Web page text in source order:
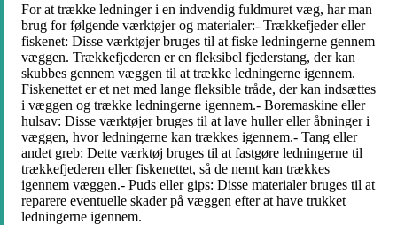
For at trække ledninger i en indvendig fuldmuret væg, har man
brug for følgende værktøjer og materialer:- Trækkefjeder eller
fiskenet: Disse værktøjer bruges til at fiske ledningerne gennem
væggen. Trækkefjederen er en fleksibel fjederstang, der kan
skubbes gennem væggen til at trække ledningerne igennem.
Fiskenettet er et net med lange fleksible tråde, der kan indsættes
i væggen og trække ledningerne igennem.- Boremaskine eller
hulsav: Disse værktøjer bruges til at lave huller eller åbninger i
væggen, hvor ledningerne kan trækkes igennem.- Tang eller
andet greb: Dette værktøj bruges til at fastgøre ledningerne til
trækkefjederen eller fiskenettet, så de nemt kan trækkes
igennem væggen.- Puds eller gips: Disse materialer bruges til at
reparere eventuelle skader på væggen efter at have trukket
ledningerne igennem.